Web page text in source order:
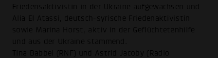
Friedensaktivistin in der Ukraine aufgewachsen und
Alia El Atassi, deutsch-syrische Friedenaktivistin
sowie Marina Horst, aktiv in der Geflüchtetenhilfe
und aus der Ukraine stammend.
Tina Babbel (RNF) und Astrid Jacoby (Radio